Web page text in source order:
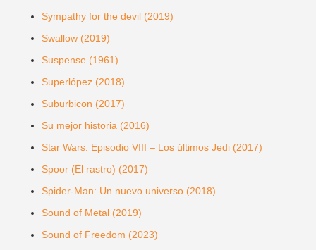
Sympathy for the devil (2019)
Swallow (2019)
Suspense (1961)
Superlópez (2018)
Suburbicon (2017)
Su mejor historia (2016)
Star Wars: Episodio VIII – Los últimos Jedi (2017)
Spoor (El rastro) (2017)
Spider-Man: Un nuevo universo (2018)
Sound of Metal (2019)
Sound of Freedom (2023)